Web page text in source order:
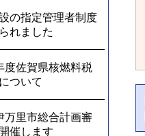
の指定管理者制度
れました
度佐賀県核燃料税
ついて
万里市総合計画審
催します